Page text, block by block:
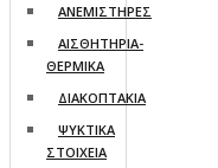
ΑΝΕΜΙΣΤΗΡΕΣ
ΑΙΣΘΗΤΗΡΙΑ-
ΘΕΡΜΙΚΑ
ΔΙΑΚΟΠΤΑΚΙΑ
ΨΥΚΤΙΚΑ
ΣΤΟΙΧΕΙΑ